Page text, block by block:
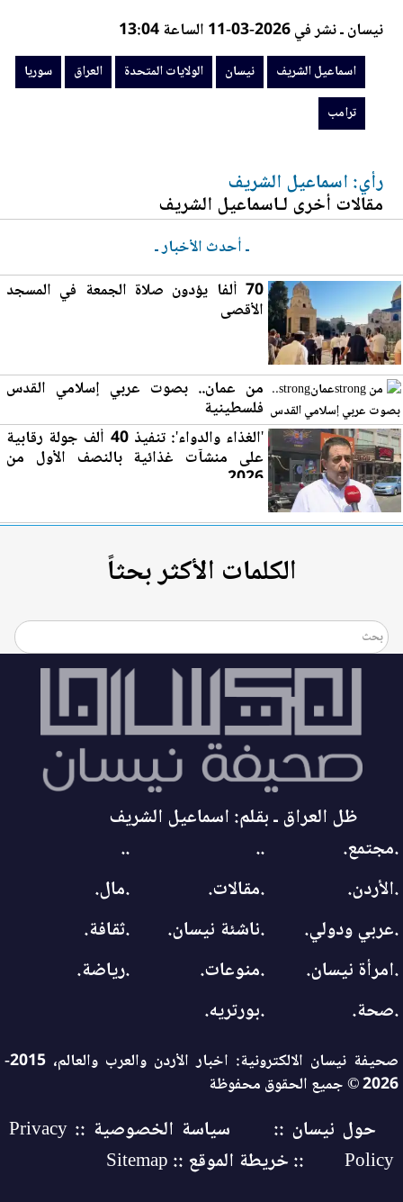
نيسان ـ نشر في 2026-03-11 الساعة 13:04
اسماعيل الشريف نيسان الولايات المتحدة العراق
سوريا
ترامب
رأي: اسماعيل الشريف
مقالات أخرى لـاسماعيل الشريف
ـ أحدث الأخبار ـ
70 ألفا يؤدون صلاة الجمعة في المسجد
الأقصى
من عمان.. بصوت عربي إسلامي القدس
فلسطينية
'الغذاء والدواء': تنفيذ 40 ألف جولة رقابية
على منشآت غذائية بالنصف الأول من
2026
الكلمات الأكثر بحثاً
ظل العراق ـ بقلم: اسماعيل الشريف
.مجتمع.
..
..
.الأردن.
.مقالات.
.مال.
.عربي ودولي.
.ناشئة نيسان.
.ثقافة.
.امرأة نيسان.
.منوعات.
.رياضة.
.صحة.
.بورتريه.
صحيفة نيسان الالكترونية: اخبار الأردن والعرب والعالم، 2015-
2026 © جميع الحقوق محفوظة
حول نيسان ::
سياسة الخصوصية :: Privacy
Policy
:: خريطة الموقع :: Sitemap